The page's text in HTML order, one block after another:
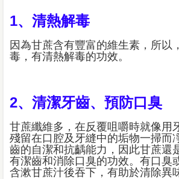
1、清熱解毒
因為甘蔗含有豐富的維生素，所以
毒，有清熱解毒的功效。
2、清潔牙齒、預防口臭
甘蔗纖維多，在反覆咀嚼時就像用
殘留在口腔及牙縫中的垢物一掃而
齒的自潔和抗齲能力，因此甘蔗還
有潔齒和消除口臭的功效。有口臭
含漱甘蔗汁後吞下，有助於清除異